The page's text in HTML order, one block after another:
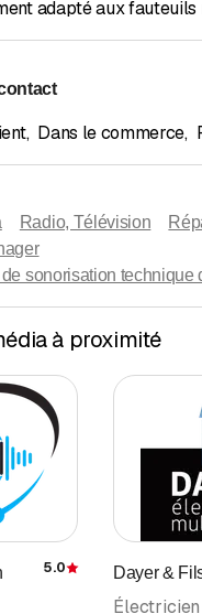
adapté aux fauteuils
, Dans le commerce,
Radio, Télévision
sonorisation technique
à proximité
Évaluation
5.0 Dayer &